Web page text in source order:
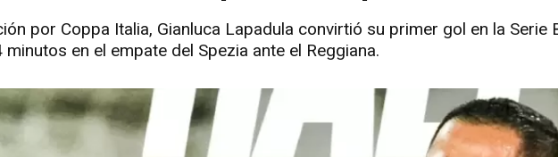
por Coppa Italia, Gianluca Lapadula convirtió su primer gol en la Serie
en el empate del Spezia ante el Reggiana.